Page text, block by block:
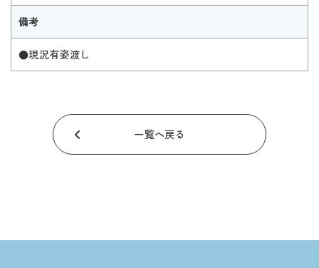
備考
●現況有姿渡し
一覧へ戻る